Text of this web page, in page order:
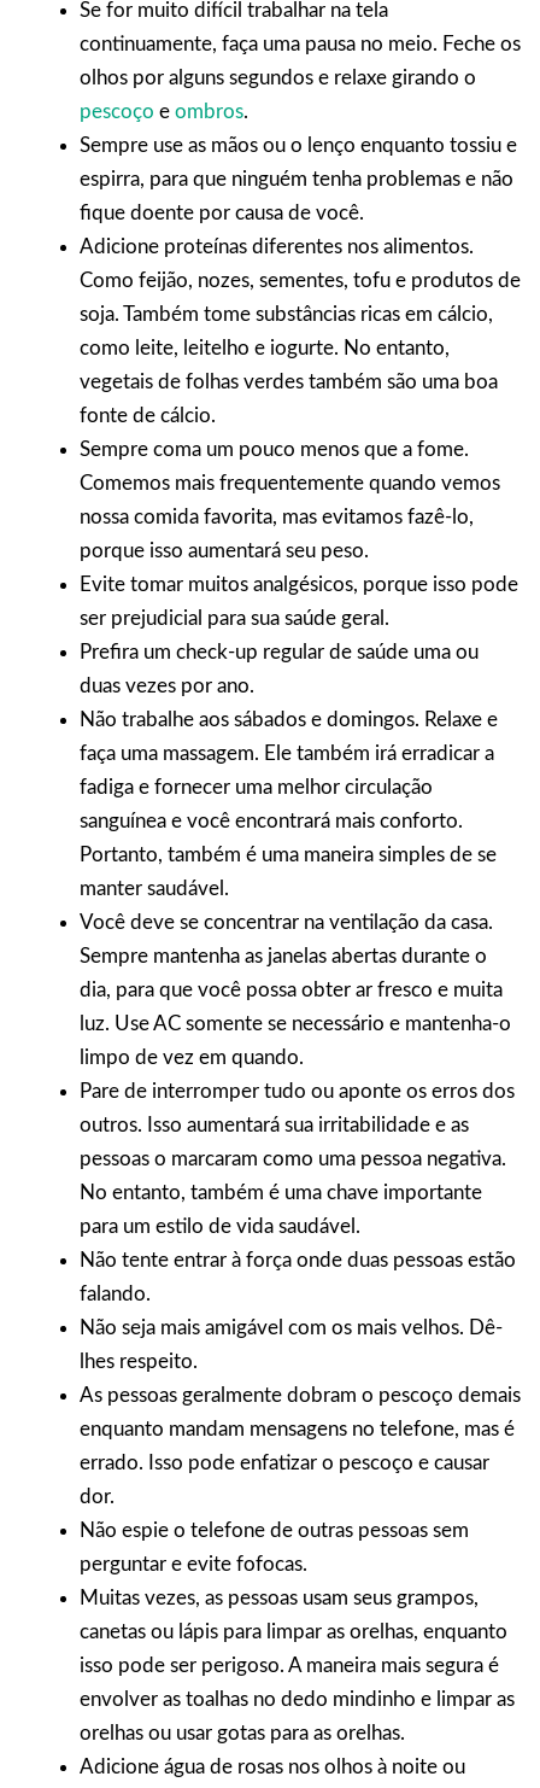
Se for muito difícil trabalhar na tela
continuamente, faça uma pausa no meio. Feche os
olhos por alguns segundos e relaxe girando o
pescoço e ombros.
Sempre use as mãos ou o lenço enquanto tossiu e
espirra, para que ninguém tenha problemas e não
fique doente por causa de você.
Adicione proteínas diferentes nos alimentos.
Como feijão, nozes, sementes, tofu e produtos de
soja. Também tome substâncias ricas em cálcio,
como leite, leitelho e iogurte. No entanto,
vegetais de folhas verdes também são uma boa
fonte de cálcio.
Sempre coma um pouco menos que a fome.
Comemos mais frequentemente quando vemos
nossa comida favorita, mas evitamos fazê-lo,
porque isso aumentará seu peso.
Evite tomar muitos analgésicos, porque isso pode
ser prejudicial para sua saúde geral.
Prefira um check-up regular de saúde uma ou
duas vezes por ano.
Não trabalhe aos sábados e domingos. Relaxe e
faça uma massagem. Ele também irá erradicar a
fadiga e fornecer uma melhor circulação
sanguínea e você encontrará mais conforto.
Portanto, também é uma maneira simples de se
manter saudável.
Você deve se concentrar na ventilação da casa.
Sempre mantenha as janelas abertas durante o
dia, para que você possa obter ar fresco e muita
luz. Use AC somente se necessário e mantenha-o
limpo de vez em quando.
Pare de interromper tudo ou aponte os erros dos
outros. Isso aumentará sua irritabilidade e as
pessoas o marcaram como uma pessoa negativa.
No entanto, também é uma chave importante
para um estilo de vida saudável.
Não tente entrar à força onde duas pessoas estão
falando.
Não seja mais amigável com os mais velhos. Dê-
lhes respeito.
As pessoas geralmente dobram o pescoço demais
enquanto mandam mensagens no telefone, mas é
errado. Isso pode enfatizar o pescoço e causar
dor.
Não espie o telefone de outras pessoas sem
perguntar e evite fofocas.
Muitas vezes, as pessoas usam seus grampos,
canetas ou lápis para limpar as orelhas, enquanto
isso pode ser perigoso. A maneira mais segura é
envolver as toalhas no dedo mindinho e limpar as
orelhas ou usar gotas para as orelhas.
Adicione água de rosas nos olhos à noite ou